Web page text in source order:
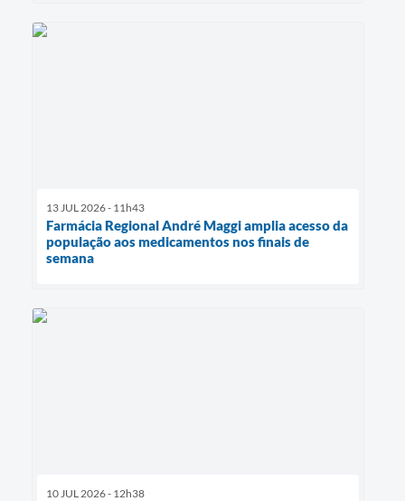
13 JUL 2026 - 11h43
Farmácia Regional André Maggi amplia acesso da
população aos medicamentos nos finais de
semana
10 JUL 2026 - 12h38